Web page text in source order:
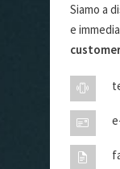
Siamo a
e